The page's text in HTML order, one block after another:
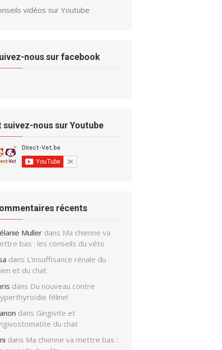
vidéos sur Youtube
nous sur facebook
suivez-nous sur Youtube
récents
Muller dans Ma chienne va
bas : les conseils du véto
dans L’insuffisance rénale du
et du chat
dans Du nouveau contre
féline!
dans Gingivite et
du chat
dans Ma chienne va mettre bas :